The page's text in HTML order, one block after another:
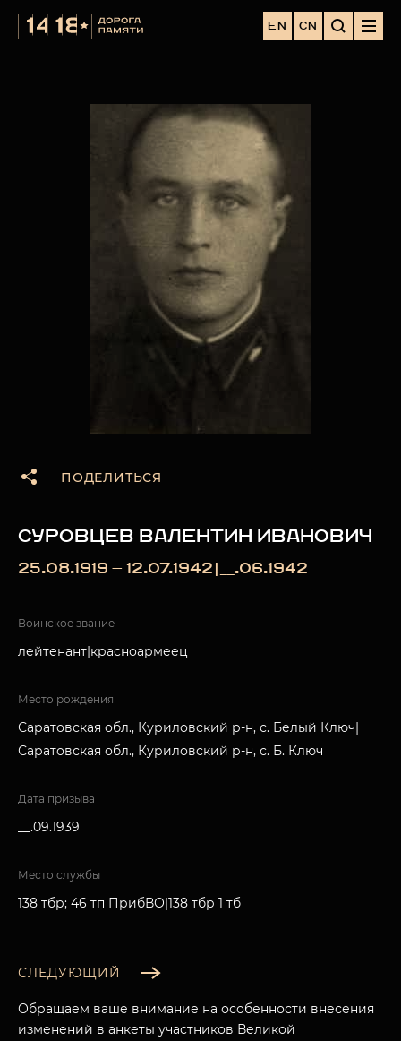
EN CN
ПОДЕЛИТЬСЯ
СУРОВЦЕВ ВАЛЕНТИН ИВАНОВИЧ
25.08.1919 — 12.07.1942|__.06.1942
Воинское звание
лейтенант|красноармеец
Место рождения
Саратовская обл., Куриловский р-н, с. Белый Ключ|
Саратовская обл., Куриловский р-н, с. Б. Ключ
Дата призыва
__.09.1939
Место службы
138 тбр; 46 тп ПрибВО|138 тбр 1 тб
СЛЕДУЮЩИЙ
Обращаем ваше внимание на особенности внесения
изменений в анкеты участников Великой